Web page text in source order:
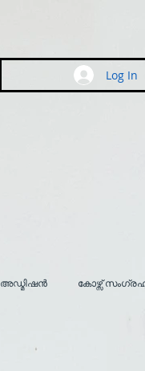
Log In
അഡ്മിഷൻ കോഴ്സ്